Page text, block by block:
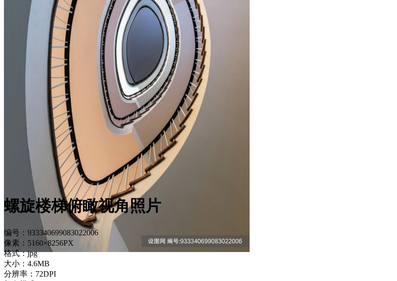
螺旋楼梯俯瞰视角照片
编号：933340699083022006
像素：5160×8256PX
格式：jpg
大小：4.6MB
分辨率：72DPI